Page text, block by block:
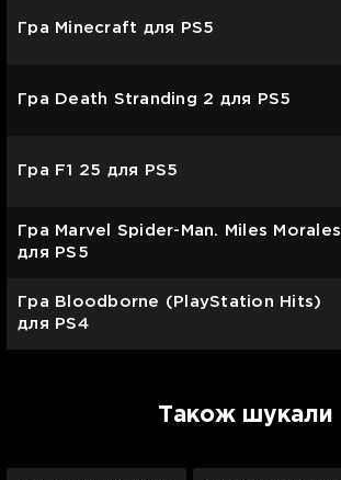
Гра Minecraft для PS5
Гра Death Stranding 2 для PS5
Гра F1 25 для PS5
Гра Marvel Spider-Man. Miles Morales
для PS5
Гра Bloodborne (PlayStation Hits)
для PS4
Також шукали